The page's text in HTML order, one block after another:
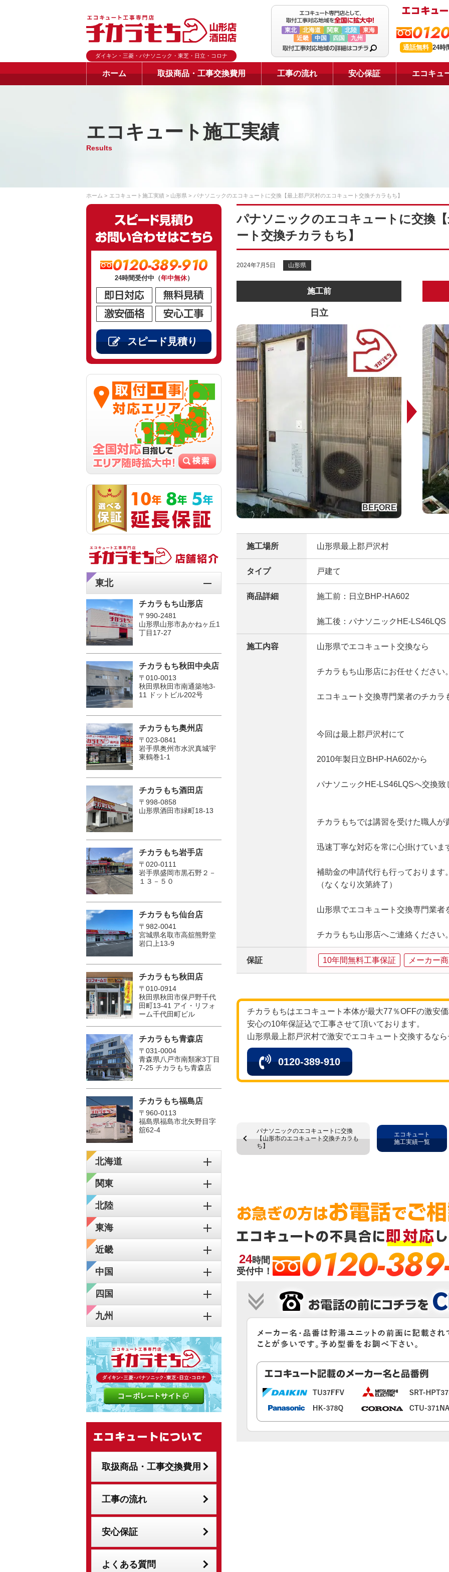
ダイキン・三菱・パナソニック・東芝・日立・コロナ
東北 北海道 関東 北陸
東海
近畿
中国 四国 九州
通話無料 24時
ホーム 取扱商品・工事交換費用 工事の流れ 安心保証 エコキュ
エコキュート施工実績
Results
ホーム エコキュート施工実績 山形県 パナソニックのエコキュートに交換【最上郡戸沢村のエコキュート交換チカラもち】
パナソニックのエコキュートに交換
ート交換チカラもち】
2024年7月5日 山形県
施工前
日立
施工場所 山形県最上郡戸沢村
タイプ 戸建て
商品詳細 施工前：日立BHP-HA602
施工後：パナソニックHE-LS46LQS
施工内容 山形県でエコキュート交換なら
チカラもち山形店にお任せください
エコキュート交換専門業者のチカラ
今回は最上郡戸沢村にて
2010年製日立BHP-HA602から
パナソニックHE-LS46LQSへ交換致
チカラもちでは講習を受けた職人が
迅速丁寧な対応を常に心掛けていま
補助金の申請代行も行っております
（なくなり次第終了）
山形県でエコキュート交換専門業者
チカラもち山形店へご連絡ください
保証 10年間無料工事保証 メーカー
チカラもちはエコキュート本体が最大77％OFFの激安
安心の10年保証込で工事させて頂いております。
山形県最上郡戸沢村で激安でエコキュート交換するな
0120-389-910
パナソニックのエコキュートに交換
【山形市のエコキュート交換チカラも
ち】
エコキュート
施工実績一覧
24時間
受付中！
0120-
0120-389-910
24時間受付中（年中無休）
スピード見積り
東北
チカラもち山形店
〒990-2481
山形県山形市あかねヶ丘1
丁目17-27
チカラもち秋田中央店
〒010-0013
秋田県秋田市南通築地3-
11 ドットビル202号
チカラもち奥州店
〒023-0841
岩手県奥州市水沢真城宇
東鶴巻1‐1
チカラもち酒田店
〒998-0858
山形県酒田市緑町18-13
チカラもち岩手店
〒020-0111
岩手県盛岡市黒石野２－
１３－５０
チカラもち仙台店
〒982-0041
宮城県名取市高舘熊野堂
岩口上13‐9
チカラもち秋田店
〒010-0914
秋田県秋田市保戸野千代
田町13-41 アイ・リフォ
ーム千代田町ビル
チカラもち青森店
〒031-0004
青森県八戸市南類家3丁目
7-25 チカラもち青森店
チカラもち福島店
〒960-0113
福島県福島市北矢野目字
舘62-4
北海道
関東
北陸
東海
近畿
中国
四国
九州
取扱商品・工事交換費用
工事の流れ
安心保証
よくある質問